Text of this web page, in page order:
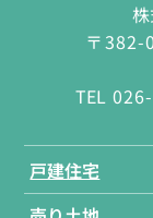
〒382-
TEL
戸建住宅